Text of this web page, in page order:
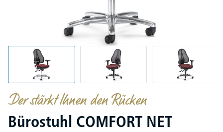
Der stärkt Ihnen den Rücken
Bürostuhl COMFORT NET